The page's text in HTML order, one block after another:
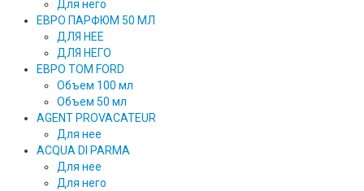
Для него
ЕВРО ПАРФЮМ 50 МЛ
ДЛЯ НЕЕ
ДЛЯ НЕГО
ЕВРО TOM FORD
Объем 100 мл
Объем 50 мл
AGENT PROVACATEUR
Для нее
ACQUA DI PARMA
Для нее
Для него